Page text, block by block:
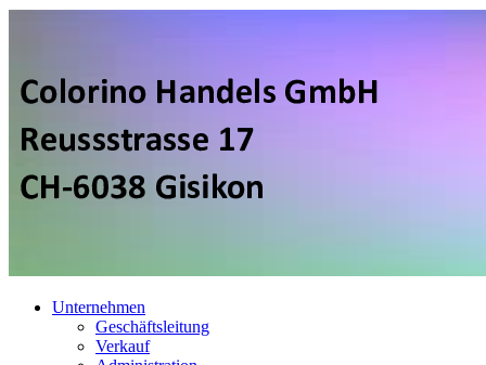
Unternehmen
Geschäftsleitung
Verkauf